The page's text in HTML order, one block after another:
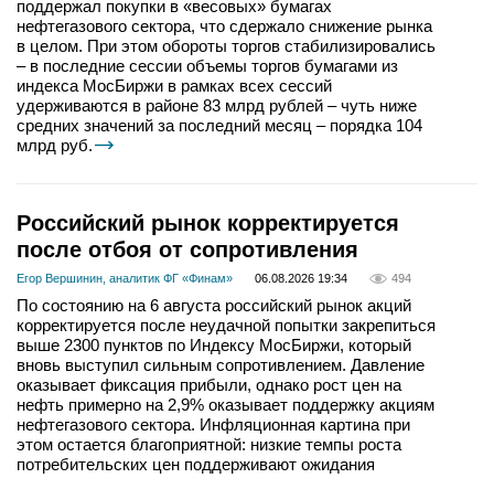
поддержал покупки в «весовых» бумагах
нефтегазового сектора, что сдержало снижение рынка
в целом. При этом обороты торгов стабилизировались
– в последние сессии объемы торгов бумагами из
индекса МосБиржи в рамках всех сессий
удерживаются в районе 83 млрд рублей – чуть ниже
средних значений за последний месяц – порядка 104
млрд руб.
Российский рынок корректируется
после отбоя от сопротивления
Егор Вершинин, аналитик ФГ «Финам» 06.08.2026 19:34 494
По состоянию на 6 августа российский рынок акций
корректируется после неудачной попытки закрепиться
выше 2300 пунктов по Индексу МосБиржи, который
вновь выступил сильным сопротивлением. Давление
оказывает фиксация прибыли, однако рост цен на
нефть примерно на 2,9% оказывает поддержку акциям
нефтегазового сектора. Инфляционная картина при
этом остается благоприятной: низкие темпы роста
потребительских цен поддерживают ожидания